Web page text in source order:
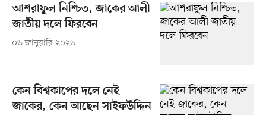
আশরাফুল নিশ্চিত, জাকের আলী
জাতীয় দলে ফিরবেন
০৬ জানুয়ারি ২০২৬
কেন বিশ্বকাপের দলে নেই
জাকের, কেন আছেন সাইফউদ্দিন